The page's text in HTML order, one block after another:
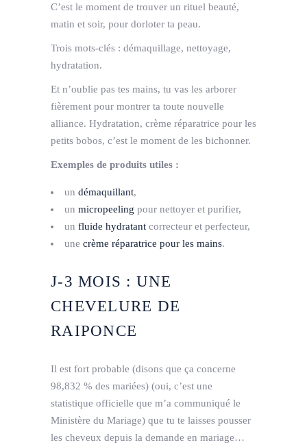
C’est le moment de trouver un rituel beauté,
matin et soir, pour dorloter ta peau.
Trois mots-clés : démaquillage, nettoyage,
hydratation.
Et n’oublie pas tes mains, tu vas les arborer
fièrement pour montrer ta toute nouvelle
alliance. Hydratation, crème réparatrice pour les
petits bobos, c’est le moment de les bichonner.
Exemples de produits utiles :
un démaquillant,
un micro­peeling pour nettoyer et purifier,
un fluide hydratant correcteur et perfecteur,
une crème réparatrice pour les mains.
J­-3 MOIS : UNE
CHEVELURE DE
RAIPONCE
Il est fort probable (disons que ça concerne
98,832 % des mariées) (oui, c’est une
statistique officielle que m’a communiqué le
Ministère du Mariage) que tu te laisses pousser
les cheveux depuis la demande en mariage…